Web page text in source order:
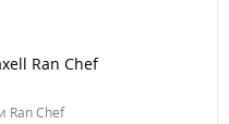
Ran Chef
Ran Chef